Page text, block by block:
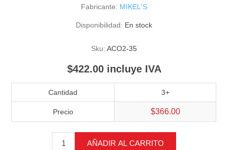
Fabricante: MIKEL'S
Disponibilidad: En stock
Sku: ACO2-35
$422.00 incluye IVA
Cantidad 3+
Precio $366.00
AÑADIR AL CARRITO